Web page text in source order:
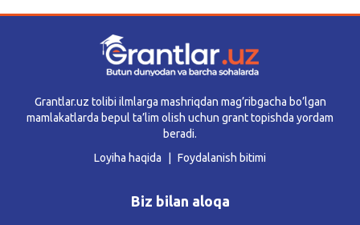
Grantlar.uz tolibi ilmlarga mashriqdan mag’ribgacha bo’lgan
mamlakatlarda bepul ta’lim olish uchun grant topishda yordam
beradi.
Loyiha haqida
Foydalanish bitimi
Biz bilan aloqa